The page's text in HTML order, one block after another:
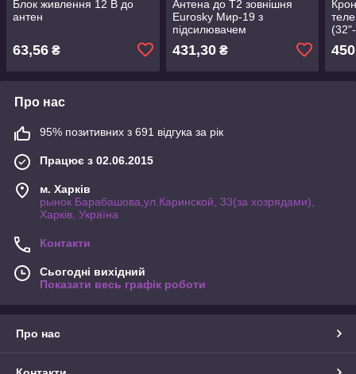
Блок живлення 12 В до
антен
63,56 ₴
Антена до Т2 зовнішня
Eurosky Мир-19 з
підсилювачем
431,30₴ 450
Про нас
95% позитивних з 691 відгука за рік
Працює з 02.06.2015
м. Харків
рынок Барабашова,ул.Каринской, 33(за хозрядами),
Харків, Україна
Контакти
Сьогодні вихідний
Показати весь графік роботи
Про нас